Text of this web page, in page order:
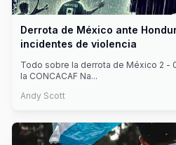
Derrota de México ante
incidentes de violencia
Todo sobre la derrota de México 2 -
la CONCACAF Na...
Andy Scott